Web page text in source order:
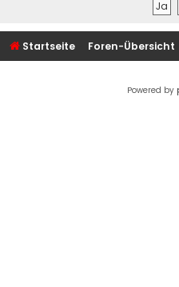
Startseite Foren-Übersicht
Powered by